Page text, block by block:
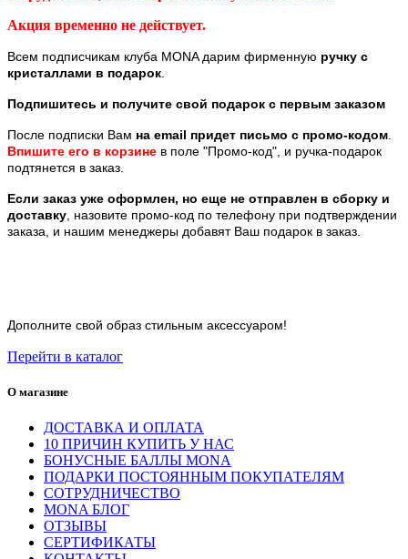
Акция временно не действует.
Всем подписчикам клуба MONA дарим фирменную ручку с
кристаллами в подарок
Подпишитесь и получите свой подарок с первым заказом
После подписки Вам на email придет письмо с промо-кодом
Впишите его в корзине в поле "Промо-код", и ручка-подарок
подтянется в заказ.
Если заказ уже оформлен, но еще не отправлен в сборку и
доставку , назовите промо-код по телефону при подтверждении
заказа, и нашим менеджеры добавят Ваш подарок в заказ.
Дополните свой образ стильным аксессуаром!
Перейти в каталог
О магазине
ДОСТАВКА И ОПЛАТА
10 ПРИЧИН КУПИТЬ У НАС
БОНУСНЫЕ БАЛЛЫ MONA
ПОДАРКИ ПОСТОЯННЫМ ПОКУПАТЕЛЯМ
СОТРУДНИЧЕСТВО
MONA БЛОГ
ОТЗЫВЫ
СЕРТИФИКАТЫ